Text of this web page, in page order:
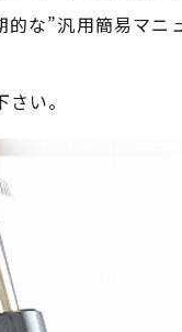
な”汎用簡易マ
い。